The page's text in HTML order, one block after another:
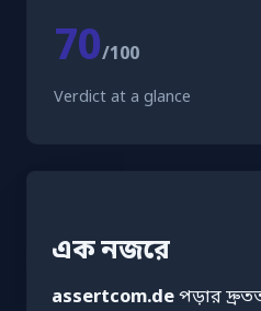
70/100
Verdict at a glance
এক নজরে
assertcom.deপড়ার